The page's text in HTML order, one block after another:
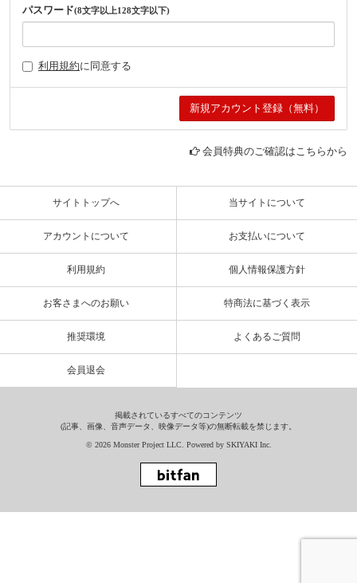
パスワード(8文字以上128文字以下)
利用規約に同意する
会員特典のご確認はこちらから
サイトトップへ 当サイトについて
アカウントについて お支払いについて
利用規約 個人情報保護方針
お客さまへのお願い 特商法に基づく表示
推奨環境 よくあるご質問
会員退会
掲載されているすべてのコンテンツ
(記事、画像、音声データ、映像データ等)の無断転載を禁じます。
© 2026 Monster Project LLC. Powered by SKIYAKI Inc.